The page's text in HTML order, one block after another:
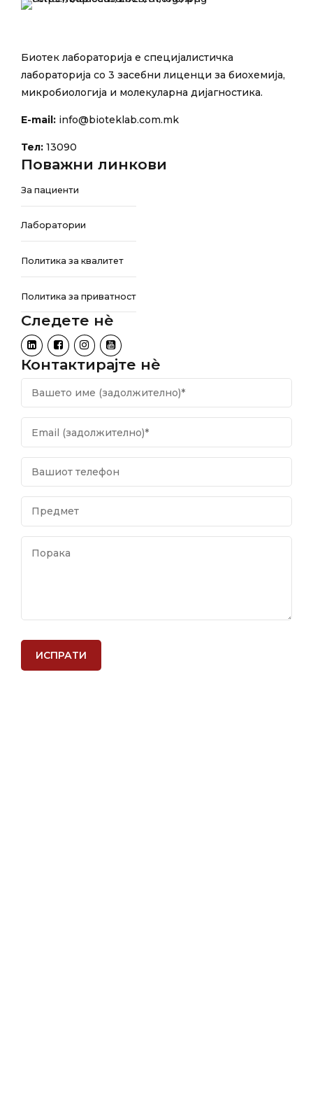
Биотек лабораторија е специјалистичка
лабораторија со 3 засебни лиценци за биохемија,
микробиологија и молекуларна дијагностика.
E-mail: info@bioteklab.com.mk
Тел: 13090
Поважни линкови
За пациенти
Лаборатории
Политика за квалитет
Политика за приватност
Следете нѐ
Контактирајте нѐ